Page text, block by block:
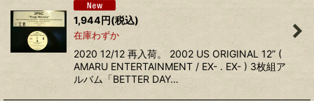
1,944円(税込)
在庫わずか
2020 12/12 再入荷。 2002 US ORIGINAL 12” (
AMARU ENTERTAINMENT / EX- . EX- ) 3枚組ア
ルバム「BETTER DAY…